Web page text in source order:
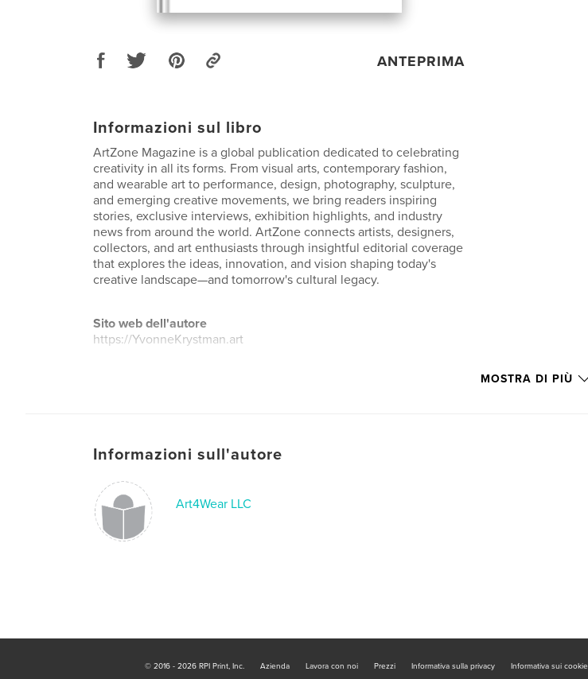
ANTEPRIMA
Informazioni sul libro
ArtZone Magazine is a global publication dedicated to celebrating
creativity in all its forms. From visual arts, contemporary fashion,
and wearable art to performance, design, photography, sculpture,
and emerging creative movements, we bring readers inspiring
stories, exclusive interviews, exhibition highlights, and industry
news from around the world. ArtZone connects artists, designers,
collectors, and art enthusiasts through insightful editorial coverage
that explores the ideas, innovation, and vision shaping today's
creative landscape—and tomorrow's cultural legacy.
Sito web dell'autore
https://YvonneKrystman.art
MOSTRA DI PIÙ
Informazioni sull'autore
Art4Wear LLC
© 2016 - 2026 RPI Print, Inc. Azienda Lavora con noi Prezzi Informativa sulla privacy Informativa sui cookie